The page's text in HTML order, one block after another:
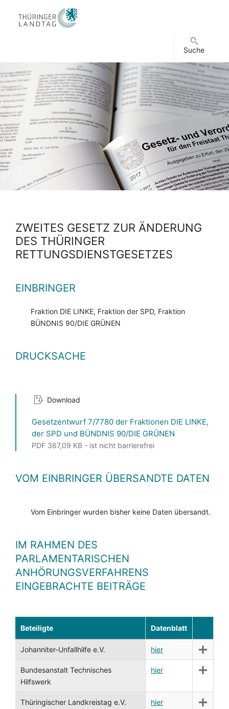
Suche
ZWEITES GESETZ ZUR ÄNDERUNG
DES THÜRINGER
RETTUNGSDIENSTGESETZES
EINBRINGER
Fraktion DIE LINKE, Fraktion der SPD, Fraktion
BÜNDNIS 90/DIE GRÜNEN
DRUCKSACHE
Download
Gesetzentwurf 7/7780 der Fraktionen DIE LINKE,
der SPD und BÜNDNIS 90/DIE GRÜNEN
PDF 367,09 KB - ist nicht barrierefrei
VOM EINBRINGER ÜBERSANDTE DATEN
Vom Einbringer wurden bisher keine Daten übersandt.
IM RAHMEN DES
PARLAMENTARISCHEN
ANHÖRUNGSVERFAHRENS
EINGEBRACHTE BEITRÄGE
Beteiligte Datenblatt
Johanniter-Unfallhilfe e.V. hier
Bundesanstalt Technisches
Hilfswerk
hier
Thüringischer Landkreistag e.V. hier